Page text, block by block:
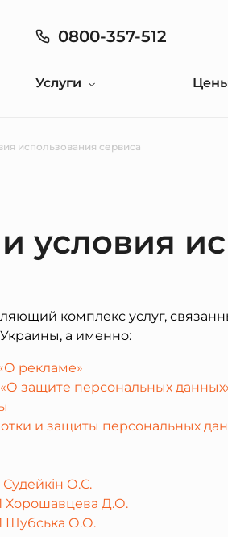
0800-357-512
Услуги
использования сервиса
условия
комплекс услуг,
а именно:
рекламе»
защите персональных
и защиты персональных
О.С.
Д.О.
О.О.